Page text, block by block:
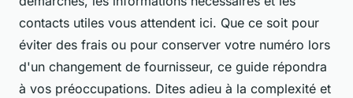
contacts utiles vous attendent ici. Que ce soit pour
éviter des frais ou pour conserver votre numéro lors
d'un changement de fournisseur, ce guide répondra
à vos préoccupations. Dites adieu à la complexité et